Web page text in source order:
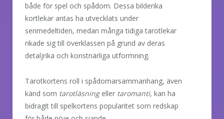
både för spel och spådom. Dessa bilderika
kortlekar antas ha utvecklats under
senmedeltiden, medan många tidiga tarotlekar
rikade sig till överklassen på grund av deras
detaljrika och konstnärliga utformning.
Tarotkortens roll i spådomarsammanhang, även
känd som tarotläsningeller taromanti, kan ha
bidragit till spelkortens popularitet som redskap